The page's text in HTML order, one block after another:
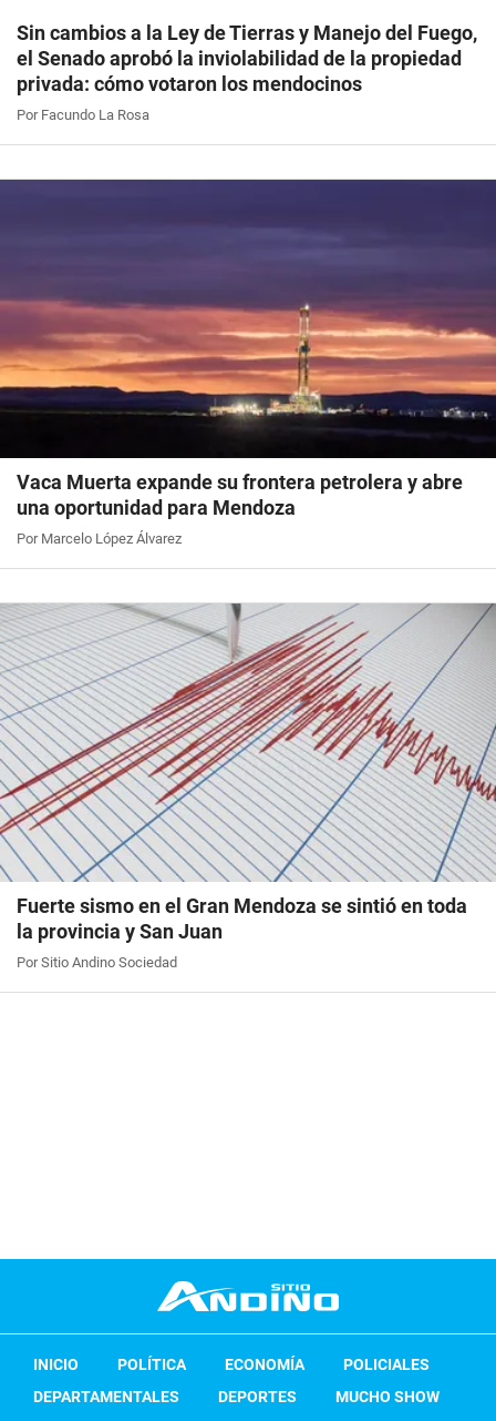
Sin cambios a la Ley de Tierras y Manejo del Fuego,
el Senado aprobó la inviolabilidad de la propiedad
privada: cómo votaron los mendocinos
Por Facundo La Rosa
Vaca Muerta expande su frontera petrolera y abre
una oportunidad para Mendoza
Por Marcelo López Álvarez
Fuerte sismo en el Gran Mendoza se sintió en toda
la provincia y San Juan
Por Sitio Andino Sociedad
INICIO POLÍTICA ECONOMÍA
POLICIALES
DEPARTAMENTALES
DEPORTES
MUCHO SHOW